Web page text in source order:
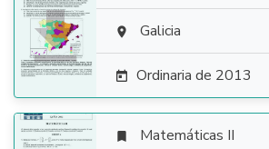
  Galicia
 Ordinaria de 2013
 Matemáticas II